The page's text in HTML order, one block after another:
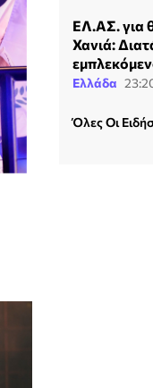
ΕΛ.ΑΣ. για
Χανιά:
Ελλάδα
Όλες Οι